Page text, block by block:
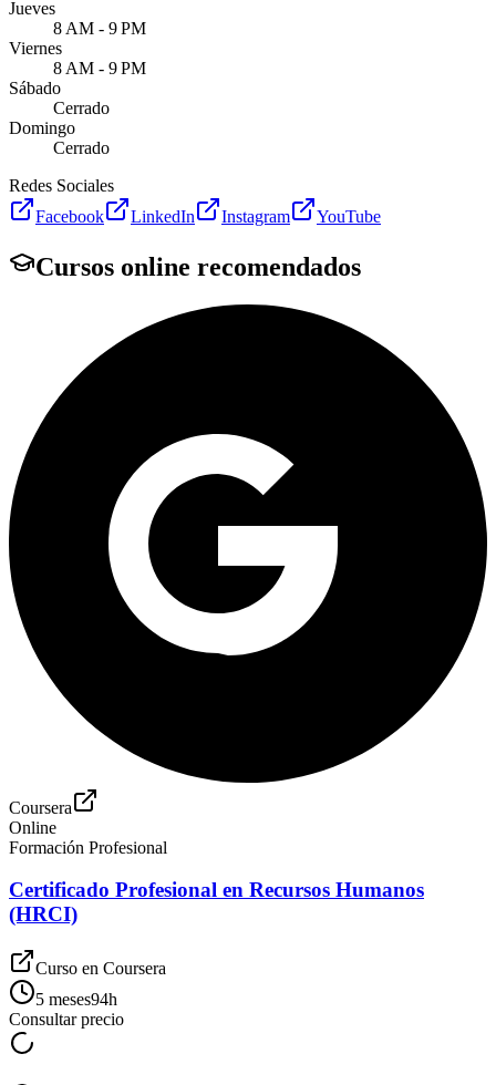
Jueves
8 AM - 9 PM
Viernes
8 AM - 9 PM
Sábado
Cerrado
Domingo
Cerrado
Redes Sociales
Facebook
LinkedIn Instagram YouTube
Cursos online recomendados
Coursera
Online
Formación Profesional
Certificado Profesional en Recursos Humanos
(HRCI)
Curso en Coursera
5 meses94h
Consultar precio